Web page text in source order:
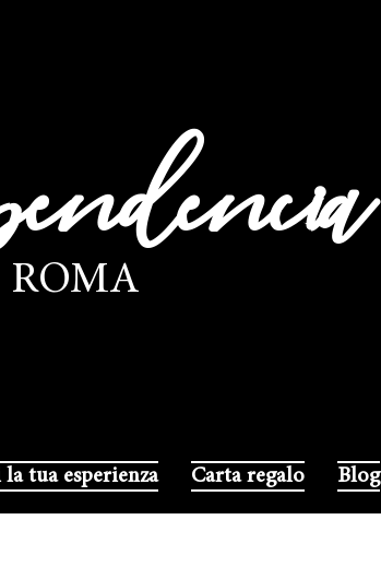
ROMA
tua esperienza Carta regalo Blog